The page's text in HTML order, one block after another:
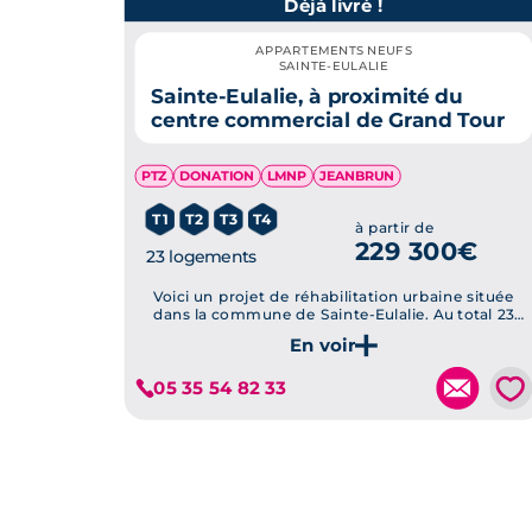
La commercialisation de
permis d’élargir l’offre
proposer des lieux de vie
l’immobilier neuf à Bordeaux
confort optimal proche de la
Je découvre ce programme
Déjà livré !
APPARTEMENTS NEUFS
SAINTE-EULALIE
Sainte-Eulalie, à proximité du
centre commercial de Grand Tour
PTZ DONATION LMNP JEANBRUN
T1 T2 T3 T4
23 logements
à partir de
229 300€
Voici un projet de réhabilitation urbaine située
dans la commune de Sainte-Eulalie. Au total 23
logements remis à neuf sont proposés et vous
assurent un confort de vie idéal et adapté aux
05 35 54 82 33 💗